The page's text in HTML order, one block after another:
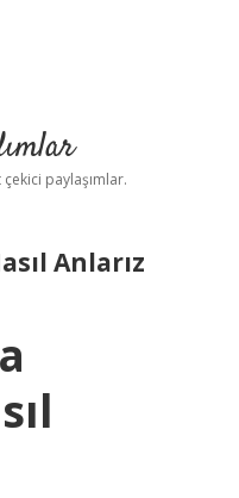
paylaşımlar.
Anlarız